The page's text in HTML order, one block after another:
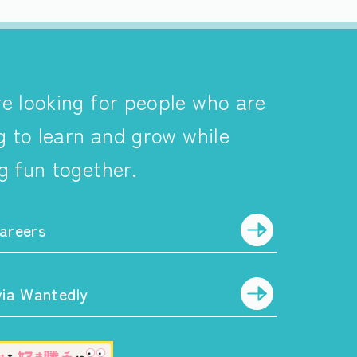
looking for people who are
to learn and grow while
fun together.
Wantedly